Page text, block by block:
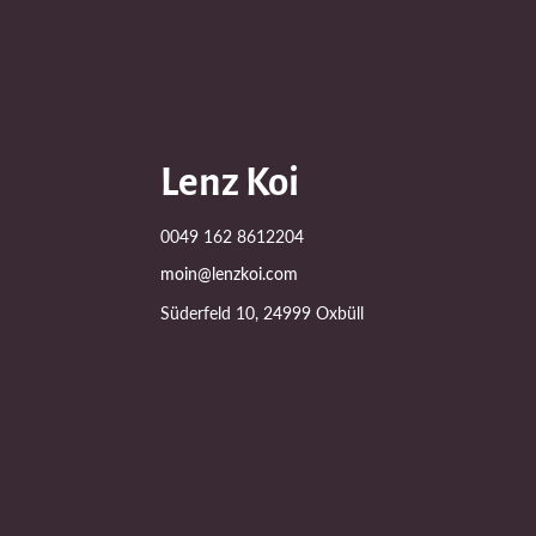
Lenz Koi
0049 162 8612204
moin@lenzkoi.com
Süderfeld 10, 24999 Oxbüll